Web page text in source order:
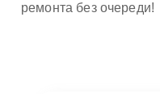
ремонта без очереди!